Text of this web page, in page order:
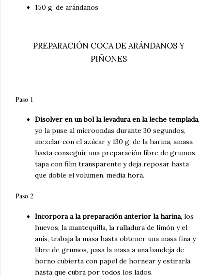
150 g. de arándanos
PREPARACIÓN COCA DE ARÁNDANOS Y
PIÑONES
Paso 1
Disolver en un bol la levadura en la leche templada,
yo la puse al microondas durante 30 segundos,
mezclar con el azúcar y 130 g. de la harina, amasa
hasta conseguir una preparación libre de grumos,
tapa con film transparente y deja reposar hasta
que doble el volumen, media hora.
Paso 2
Incorpora a la preparación anterior la harina, los
huevos, la mantequilla, la ralladura de limón y el
anís, trabaja la masa hasta obtener una masa fina y
libre de grumos, pasa la masa a una bandeja de
horno cubierta con papel de hornear y estirarla
hasta que cubra por todos los lados.